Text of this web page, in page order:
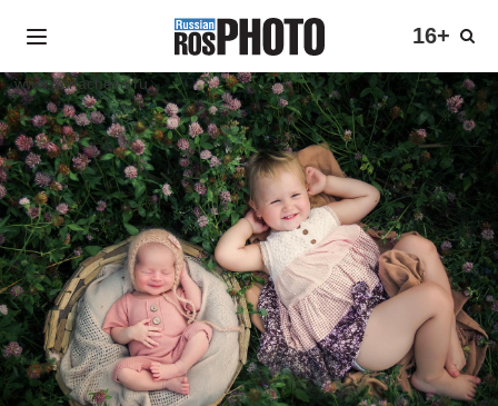
16+
www.goriacheva.ru